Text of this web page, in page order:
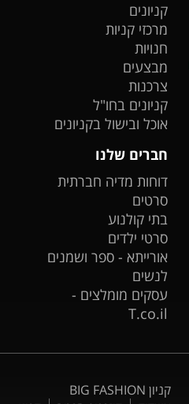
קניונים
מרכזי קניות
חנויות
מבצעים
צרכנות
קניונים בחו"ל
אוכל ובישול בקניונים
חברים שלנו
דוחות מדיה חברתית
סרטים
בתי קולנוע
סרטי ילדים
אורייתא - ספר ושמנים
לנשים
עסקים מומלצים -
T.co.il
קניון BIG FASHION